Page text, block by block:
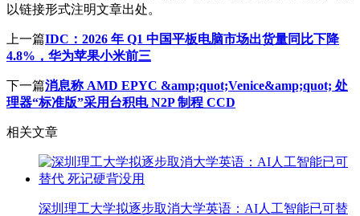
以链接形式注明文章出处。
上一篇IDC：2026 年 Q1 中国平板电脑市场出货量同比下降
4.8%，华为苹果小米前三
下一篇消息称 AMD EPYC &amp;quot;Venice&amp;quot; 处
理器“标准版”采用台积电 N2P 制程 CCD
相关文章
深圳理工大学拟逐步取消大学英语：AI人工智能已可替